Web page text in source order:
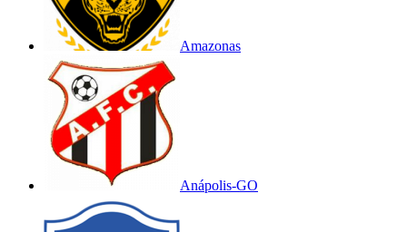
Amazonas
Anápolis-GO